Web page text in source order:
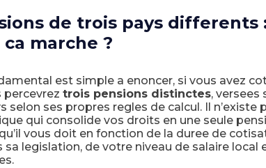
de trois pays differents
marche ?
est simple a enoncer, si vous avez
percevrez trois pensions distinctes, versees
selon ses propres regles de calcul. Il n’existe
qui consolide vos droits en une seule
vous doit en fonction de la duree de
sa legislation, de votre niveau de salaire local